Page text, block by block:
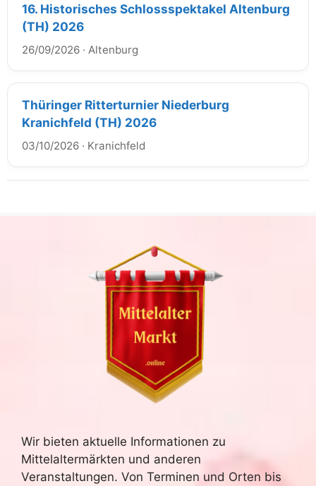
16. Historisches Schlossspektakel Altenburg
(TH) 2026
26/09/2026 · Altenburg
Thüringer Ritterturnier Niederburg
Kranichfeld (TH) 2026
03/10/2026 · Kranichfeld
Wir bieten aktuelle Informationen zu
Mittelaltermärkten und anderen
Veranstaltungen. Von Terminen und Orten bis